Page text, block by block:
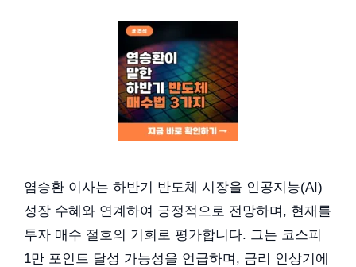
염승환 이사는 하반기 반도체 시장을 인공지능(AI)
성장 수혜와 연계하여 긍정적으로 전망하며, 현재를
투자 매수 절호의 기회로 평가합니다. 그는 코스피
1만 포인트 달성 가능성을 언급하며, 금리 인상기에